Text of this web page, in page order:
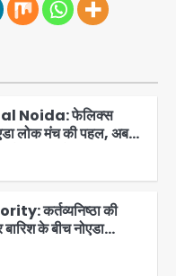
Noida: फेलिक्स
कर्तव्यनिष्ठा की
के बीच नोएडा
मोर्चा, सेक्टर 105
आभार
मक्का में सऊदी,
का साझा रक्षा समझौता,